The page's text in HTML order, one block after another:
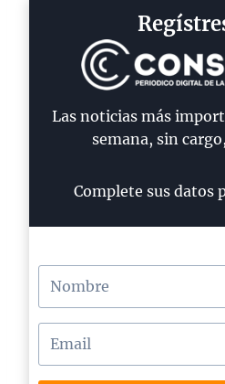
Las noticias más
semana, sin
Complete sus datos